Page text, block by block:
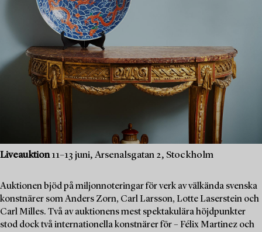
Liveauktion11–13 juni, Arsenalsgatan 2, Stockholm
Auktionen bjöd på miljonnoteringar för verk av välkända svenska
konstnärer som Anders Zorn, Carl Larsson, Lotte Laserstein och
Carl Milles. Två av auktionens mest spektakulära höjdpunkter
stod dock två internationella konstnärer för – Félix Martinez och